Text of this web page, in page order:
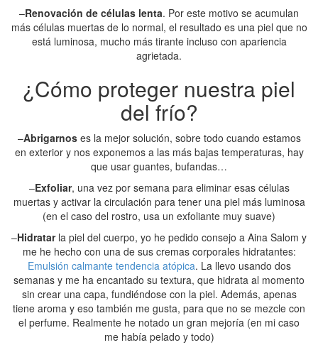
–Renovación de células lenta. Por este motivo se acumulan
más células muertas de lo normal, el resultado es una piel que no
está luminosa, mucho más tirante incluso con apariencia
agrietada.
¿Cómo proteger nuestra piel
del frío?
–Abrigarnoses la mejor solución, sobre todo cuando estamos
en exterior y nos exponemos a las más bajas temperaturas, hay
que usar guantes, bufandas…
–Exfoliar, una vez por semana para eliminar esas células
muertas y activar la circulación para tener una piel más luminosa
(en el caso del rostro, usa un exfoliante muy suave)
–Hidratarla piel del cuerpo, yo he pedido consejo a Aina Salom y
me he hecho con una de sus cremas corporales hidratantes:
Emulsión calmante tendencia atópica. La llevo usando dos
semanas y me ha encantado su textura, que hidrata al momento
sin crear una capa, fundiéndose con la piel. Además, apenas
tiene aroma y eso también me gusta, para que no se mezcle con
el perfume. Realmente he notado un gran mejoría (en mi caso
me había pelado y todo)